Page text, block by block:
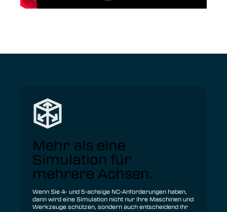
Mehr als eine
Simulation für
mehrere Achsen.
Wenn Sie 4- und 5-achsige NC-Anforderungen haben,
dann wird eine Simulation nicht nur Ihre Maschinen und
Werkzeuge schützen, sondern auch entscheidend Ihr